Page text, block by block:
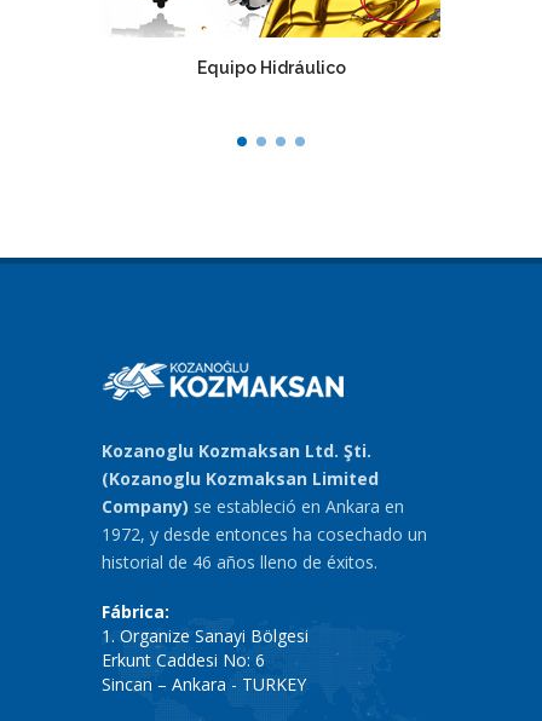
Equipo Hidráulico
Kozanoglu Kozmaksan Ltd. Şti.
(Kozanoglu Kozmaksan Limited
Company) se estableció en Ankara en
1972, y desde entonces ha cosechado un
historial de 46 años lleno de éxitos.
Fábrica:
1. Organize Sanayi Bölgesi
Erkunt Caddesi No: 6
Sincan – Ankara - TURKEY